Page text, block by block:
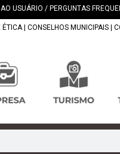
USUÁRIO / PERGUNTAS
ÉTICA| CONSELHOS MUNICIPAIS